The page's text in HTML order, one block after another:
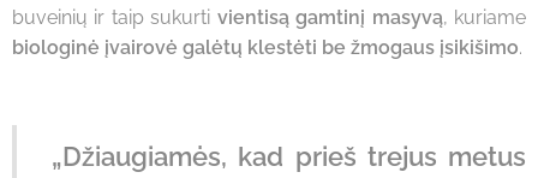
buveinių ir taip sukurti vientisą gamtinį masyvą, kuriame
biologinė įvairovė galėtų klestėti be žmogaus įsikišimo.
„Džiaugiamės, kad prieš trejus metus